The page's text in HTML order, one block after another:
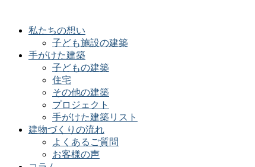
私たちの想い
子ども施設の建築
手がけた建築
子どもの建築
住宅
その他の建築
プロジェクト
手がけた建築リスト
建物づくりの流れ
よくあるご質問
お客様の声